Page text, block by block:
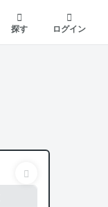
探す
ログイン